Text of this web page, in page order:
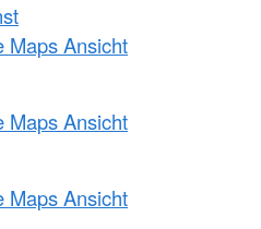
Maps Ansicht
Maps Ansicht
Maps Ansicht